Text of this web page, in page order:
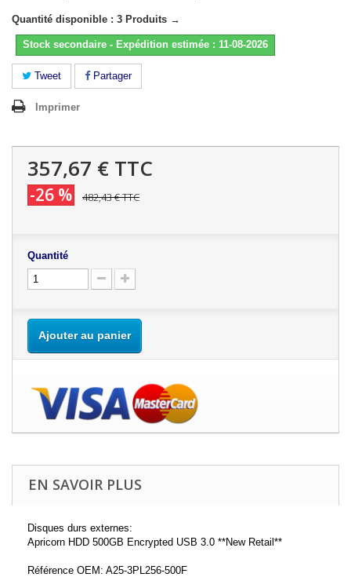
Quantité disponible : 3 Produits →
Stock secondaire - Expédition estimée : 11-08-2026
Tweet Partager
Imprimer
357,67 € TTC
-26 % 482,43 €TTC
Quantité
Ajouter au panier
EN SAVOIR PLUS
Disques durs externes:
Apricorn HDD 500GB Encrypted USB 3.0 **New Retail**
Référence OEM: A25-3PL256-500F